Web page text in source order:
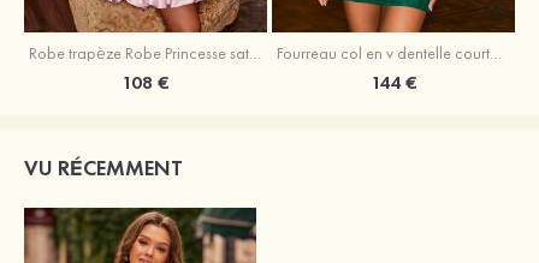
Robe trapèze Robe Princesse satin sans manches courte/mini robe de fête de la rentrée
108 €
Fourreau col en v dentelle courte/mini robe de fête de la rentré avec perles
144 €
VU RÉCEMMENT